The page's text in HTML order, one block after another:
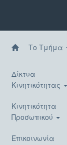
περιεχόμενο
Το Τμήμα
Δίκτυα
Κινητικότητας
Κινητικότητα
Προσωπικού
Επικοινωνία